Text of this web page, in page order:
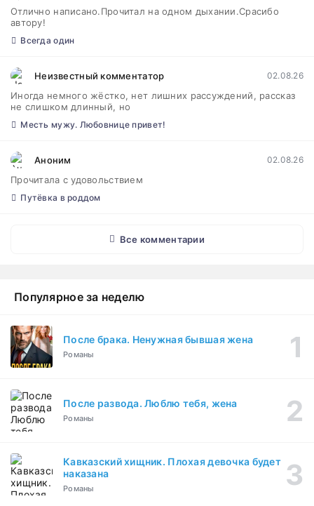
Отлично написано.Прочитал на одном дыхании.Срасибо
автору!
Всегда один
Неизвестный комментатор 02.08.26
Иногда немного жёстко, нет лишних рассуждений, рассказ
не слишком длинный, но
Месть мужу. Любовнице привет!
Аноним 02.08.26
Прочитала с удовольствием
Путёвка в роддом
Все комментарии
Популярное за неделю
После брака. Ненужная бывшая жена
Романы
После развода. Люблю тебя, жена
Романы
Кавказский хищник. Плохая девочка будет
наказана
Романы